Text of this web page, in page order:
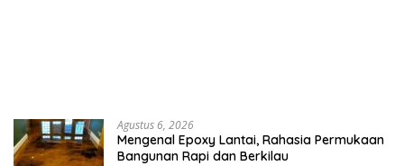
Agustus 6, 2026
Mengenal Epoxy Lantai, Rahasia Permukaan
Bangunan Rapi dan Berkilau